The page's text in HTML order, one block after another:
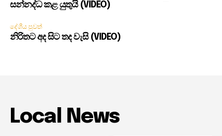
සන්නද්ධ කළ යුතුයි (VIDEO)
දේශීය පුවත්
නිරිතට අද සිට තද වැසි (VIDEO)
Local News